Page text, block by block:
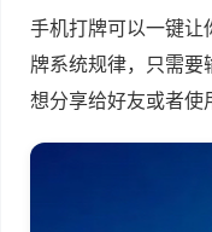
手机打牌可以一键让
牌系统规律，只需
想分享给好友或者使